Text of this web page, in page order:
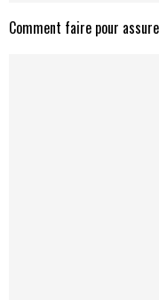
Comment faire pour